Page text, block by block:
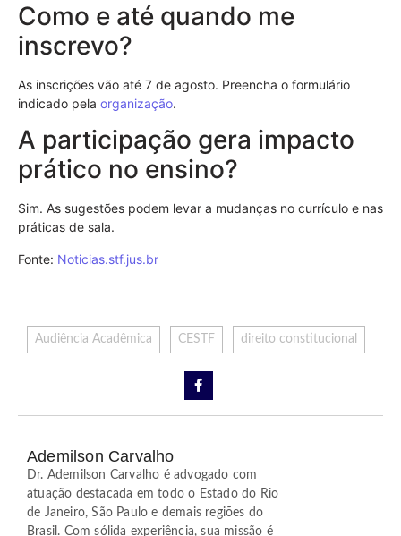
Como e até quando me
inscrevo?
As inscrições vão até 7 de agosto. Preencha o formulário
indicado pela organização.
A participação gera impacto
prático no ensino?
Sim. As sugestões podem levar a mudanças no currículo e nas
práticas de sala.
Fonte: Noticias.stf.jus.br
Audiência Acadêmica CESTF direito constitucional
Ademilson Carvalho
Dr. Ademilson Carvalho é advogado com
atuação destacada em todo o Estado do Rio
de Janeiro, São Paulo e demais regiões do
Brasil. Com sólida experiência, sua missão é